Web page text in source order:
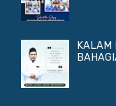
KALAM